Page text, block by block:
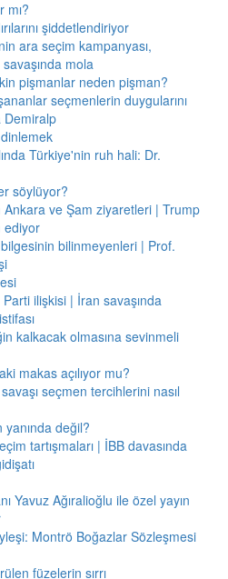
mı?
şiddetlendiriyor
ara seçim kampanyası,
mola
pişmanlar neden pişman?
seçmenlerin duygularını
Demiralp
Türkiye'nin ruh hali: Dr.
söylüyor?
ve Şam ziyaretleri | Trump
ediyor
bilinmeyenleri | Prof.
ilişkisi | İran savaşında
kalkacak olmasına sevinmeli
makas açılıyor mu?
seçmen tercihlerini nasıl
değil?
tartışmaları | İBB davasında
Yavuz Ağıralioğlu ile özel yayın
Montrö Boğazlar Sözleşmesi
füzelerin sırrı